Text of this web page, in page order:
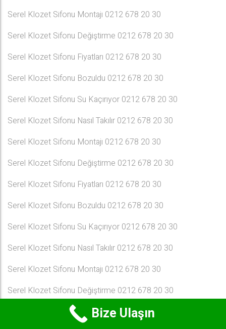
Serel Klozet Sifonu Montajı 0212 678 20 30
Serel Klozet Sifonu Değiştirme 0212 678 20 30
Serel Klozet Sifonu Fiyatları 0212 678 20 30
Serel Klozet Sifonu Bozuldu 0212 678 20 30
Serel Klozet Sifonu Su Kaçırıyor 0212 678 20 30
Serel Klozet Sifonu Nasıl Takılır 0212 678 20 30
Serel Klozet Sifonu Montajı 0212 678 20 30
Serel Klozet Sifonu Değiştirme 0212 678 20 30
Serel Klozet Sifonu Fiyatları 0212 678 20 30
Serel Klozet Sifonu Bozuldu 0212 678 20 30
Serel Klozet Sifonu Su Kaçırıyor 0212 678 20 30
Serel Klozet Sifonu Nasıl Takılır 0212 678 20 30
Serel Klozet Sifonu Montajı 0212 678 20 30
Serel Klozet Sifonu Değiştirme 0212 678 20 30
Serel Klozet Sifonu Fiyatları 0212 678 20 30
Bize Ulaşın